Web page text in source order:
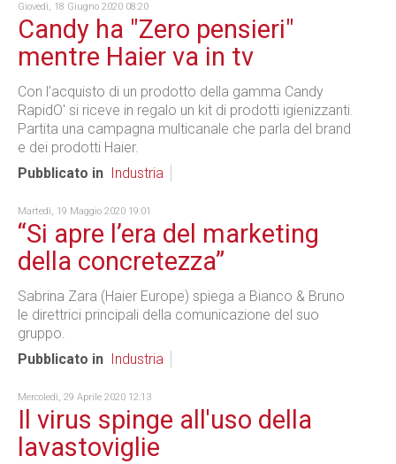
Giovedì, 18 Giugno 2020 08:20
Candy ha "Zero pensieri"
mentre Haier va in tv
Con l'acquisto di un prodotto della gamma Candy
RapidO' si riceve in regalo un kit di prodotti igienizzanti.
Partita una campagna multicanale che parla del brand
e dei prodotti Haier.
Pubblicato in
Industria
Martedì, 19 Maggio 2020 19:01
“Si apre l’era del marketing
della concretezza”
Sabrina Zara (Haier Europe) spiega a Bianco & Bruno
le direttrici principali della comunicazione del suo
gruppo.
Pubblicato in
Industria
Mercoledì, 29 Aprile 2020 12:13
Il virus spinge all'uso della
lavastoviglie